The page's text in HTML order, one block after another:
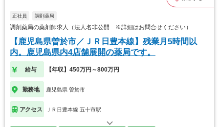
正社員 調剤薬局
調剤薬局の薬剤師求人（法人名非公開 ※詳細はお問合せください）
【鹿児島県曽於市／ＪＲ日豊本線】残業月5時間以
内。鹿児島県内4店舗展開の薬局です。
給与 【年収】450万円～800万円
勤務地 鹿児島県 曽於市
アクセス ＪＲ日豊本線 五十市駅